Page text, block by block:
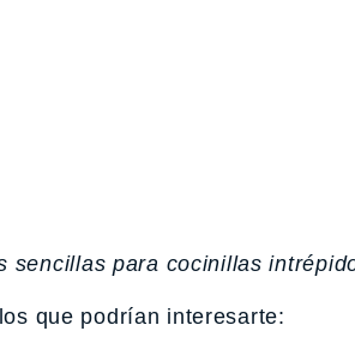
sencillas para cocinillas
que podrían interesarte: